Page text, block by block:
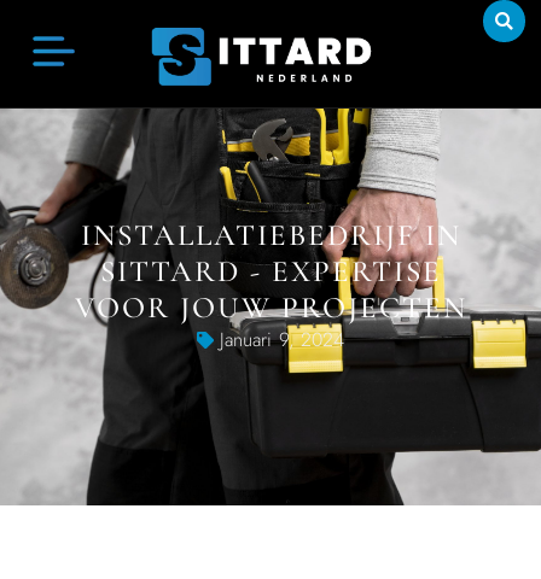
INSTALLATIEBEDRIJF IN
SITTARD - EXPERTISE
VOOR JOUW PROJECTEN
Januari 9, 2024